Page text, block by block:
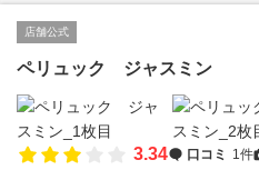
店舗公式
ペリュック ジャスミン
3.34 口コミ 1件